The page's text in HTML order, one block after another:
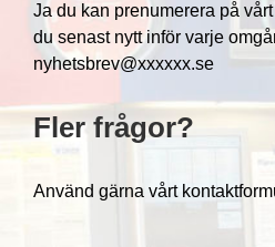
Ja du kan prenumerera på
du senast nytt inför varje
nyhetsbrev@xxxxxx.se
Fler frågor?
Använd gärna vårt